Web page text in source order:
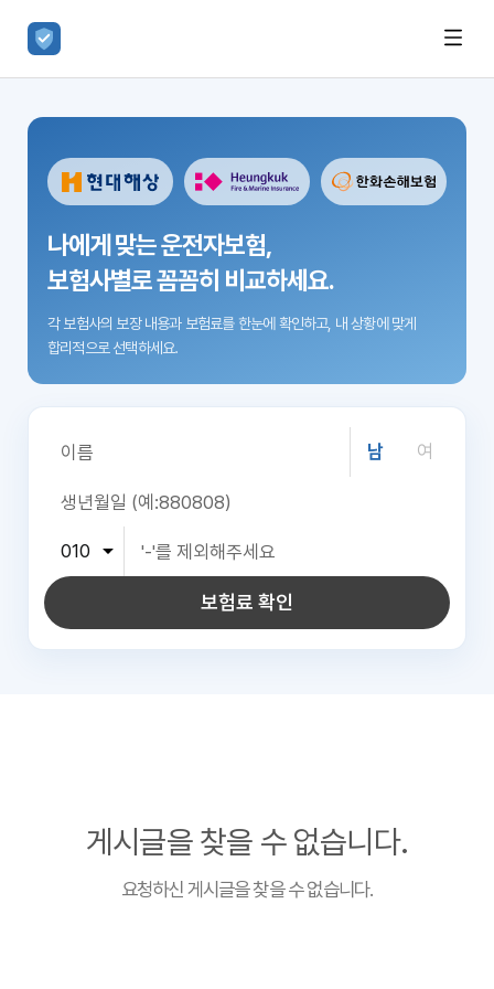
나에게 맞는 운전자보험,
보험사별로 꼼꼼히 비교하세요.
각 보험사의 보장 내용과 보험료를 한눈에 확인하고, 내 상황에 맞게
합리적으로 선택하세요.
남 여
보험료 확인
게시글을 찾을 수 없습니다.
요청하신 게시글을 찾을 수 없습니다.